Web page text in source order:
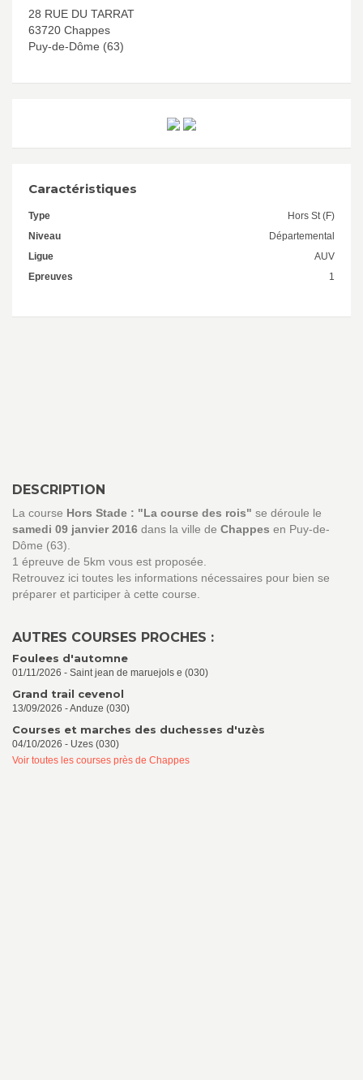
28 RUE DU TARRAT
63720 Chappes
Puy-de-Dôme (63)
Caractéristiques
Type
Hors St (F)
Niveau
Départemental
Ligue
AUV
Epreuves
1
DESCRIPTION
La course Hors Stade : "La course des rois" se déroule le
samedi 09 janvier 2016 dans la ville de Chappes en Puy-de-
Dôme (63).
1 épreuve de 5km vous est proposée.
Retrouvez ici toutes les informations nécessaires pour bien se
préparer et participer à cette course.
AUTRES COURSES PROCHES :
Foulees d'automne
01/11/2026 - Saint jean de maruejols e (030)
Grand trail cevenol
13/09/2026 - Anduze (030)
Courses et marches des duchesses d'uzès
04/10/2026 - Uzes (030)
Voir toutes les courses près de Chappes